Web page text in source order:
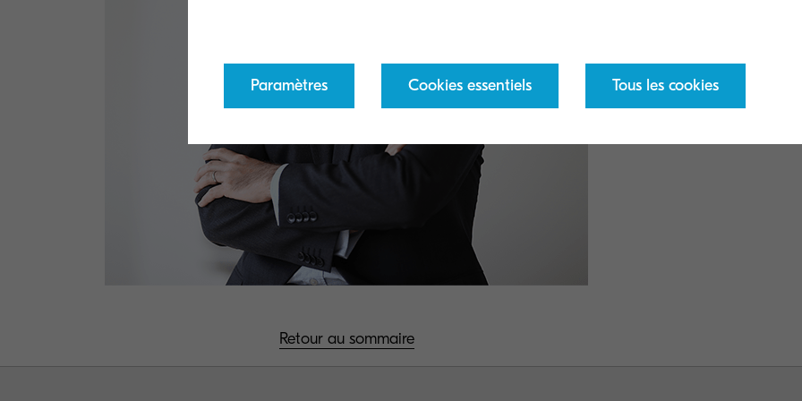
Cliquez ici pour
Retour au sommaire
Paramètres Cookies essentiels Tous les cookies